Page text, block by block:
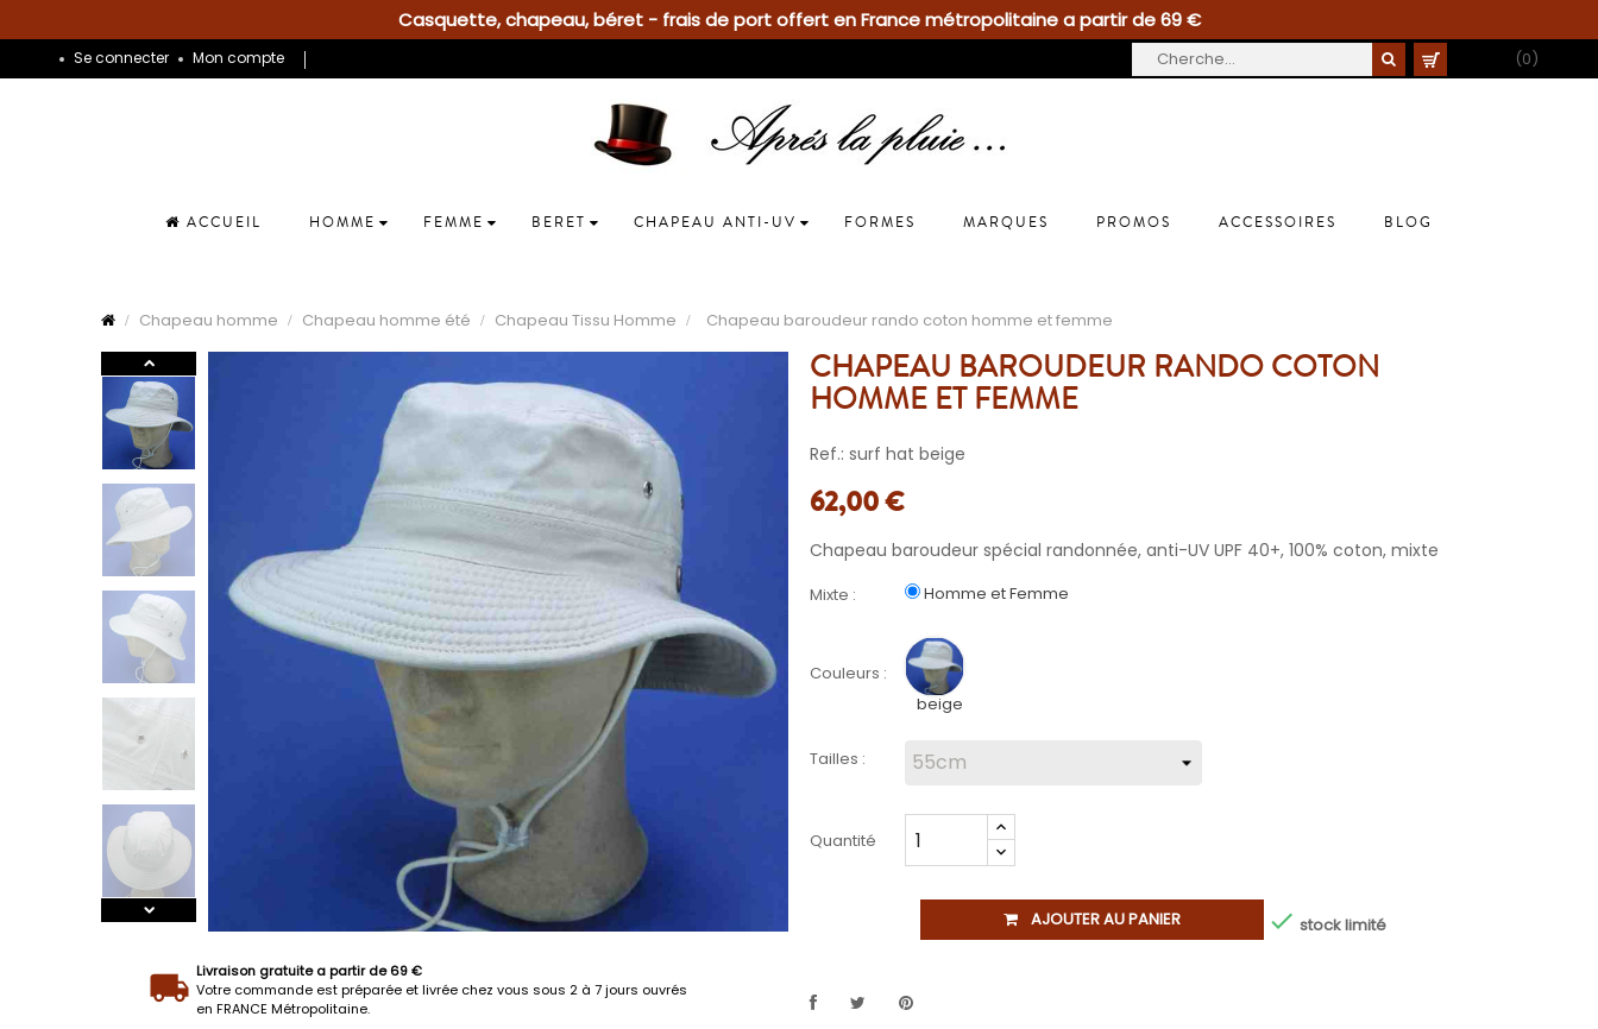
Casquette, chapeau, béret - frais de port offert en France métropolitaine a partir de 69 €
Se connecter Mon compte (0)
ACCUEIL HOMME FEMME BERET CHAPEAU ANTI-UV FORMES MARQUES PROMOS ACCESSOIRES BLOG
Chapeau homme Chapeau homme été Chapeau Tissu Homme Chapeau baroudeur rando coton homme et femme
Livraison gratuite a partir de 69 €
Votre commande est préparée et livrée chez vous sous 2 à 7 jours ouvrés
en FRANCE Métropolitaine.
CHAPEAU BAROUDEUR RANDO COTON
HOMME ET FEMME
Ref.: surf hat beige
62,00 €
Chapeau baroudeur spécial randonnée, anti-UV UPF 40+, 100% coton, mixte
Mixte : Homme et Femme
Couleurs :
beige
Tailles :
Quantité
AJOUTER AU PANIER  stock limité